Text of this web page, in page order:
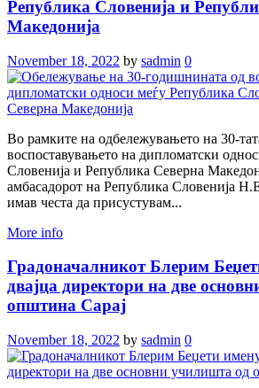
Република Словенија и
Македонија
November 18, 2022 by sadmin 0
Во рамките на одбележувањето на 30-
воспоставувањето на дипломатски
Словенија и Република Северна
амбасадорот на Република Словенија
имав честа да присустувам...
More info
Градоначалникот Блерим
двајца директори на две
општина Сарај
November 18, 2022 by sadmin 0